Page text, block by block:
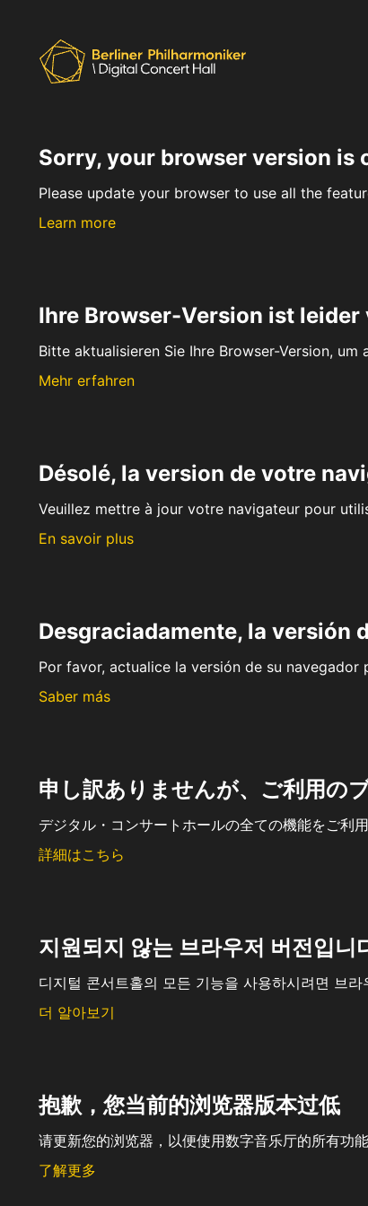
Sorry, your browser version is
Please update your browser to use all the
Learn more
Ihre Browser-Version ist leider
Bitte aktualisieren Sie Ihre Browser-Version,
Mehr erfahren
Désolé, la version de votre
Veuillez mettre à jour votre navigateur pour
En savoir plus
Desgraciadamente, la versión
Por favor, actualice la versión de su
Saber más
申し訳ありませんが、ご利用の
デジタル・コンサートホールの全ての機能をご利
詳細はこちら
지원되지 않는 브라우저 버전입니
디지털 콘서트홀의 모든 기능을 사용하시려면 브
더 알아보기
抱歉，您当前的浏览器版本过低
请更新您的浏览器，以便使用数字音乐厅的所有功能
了解更多